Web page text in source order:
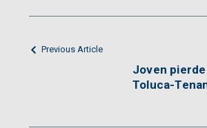
Previous Article
Joven
Toluca-